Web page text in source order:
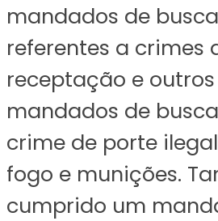
mandados de
referentes a crimes
receptação e
mandados de
crime de porte
fogo e munições.
cumprido um